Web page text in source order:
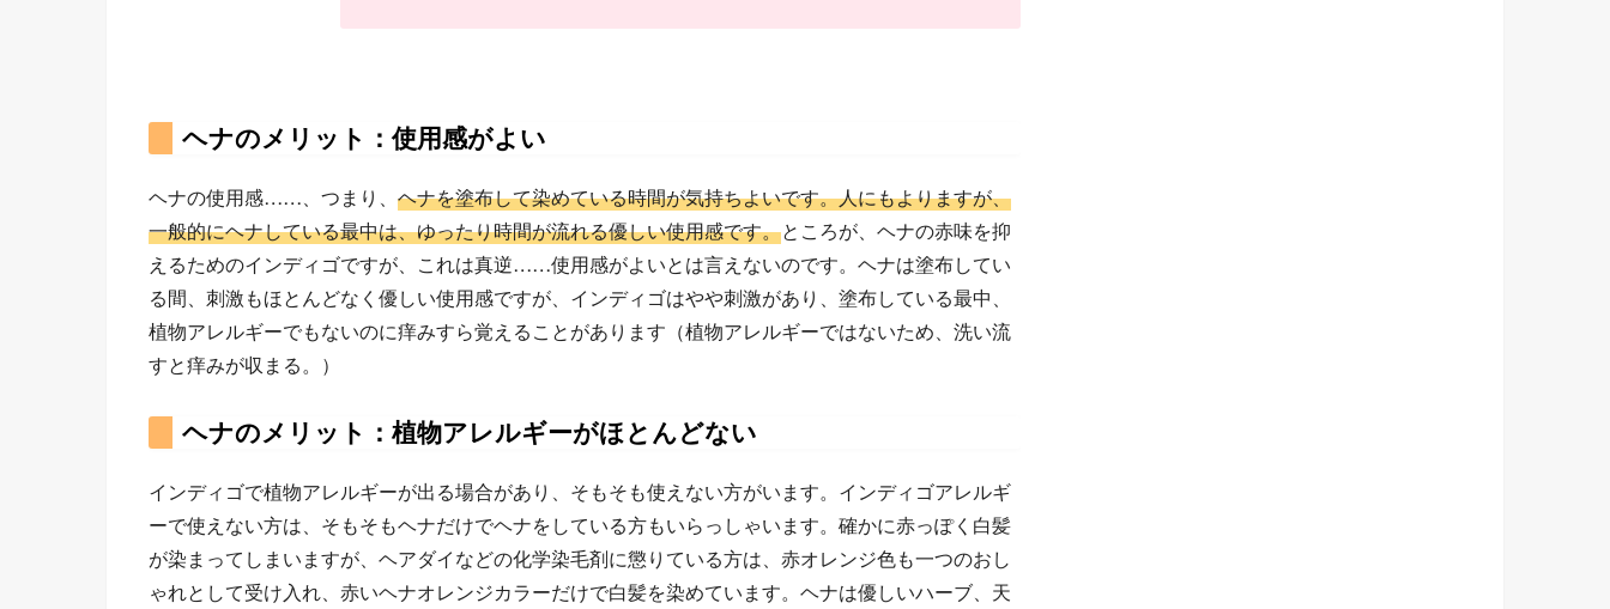
（30年ぐらいかも）自分で染めるヘナ一筋のヘアカラーライフです。
ヘナのメリット：使用感がよい
ヘナの使用感……、つまり、 ヘナを塗布して染めている時間が気持ちよいです。人にもよりますが、
一般的にヘナしている最中は、ゆったり時間が流れる優しい使用感です。ところが、ヘナの赤味を抑
えるためのインディゴですが、これは真逆……使用感がよいとは言えないのです。ヘナは塗布してい
る間、刺激もほとんどなく優しい使用感ですが、インディゴはやや刺激があり、塗布している最中、
植物アレルギーでもないのに痒みすら覚えることがあります（植物アレルギーではないため、洗い流
すと痒みが収まる。）
ヘナのメリット：植物アレルギーがほとんどない
インディゴで植物アレルギーが出る場合があり、そもそも使えない方がいます。インディゴアレルギ
ーで使えない方は、そもそもヘナだけでヘナをしている方もいらっしゃいます。確かに赤っぽく白髪
が染まってしまいますが、ヘアダイなどの化学染毛剤に懲りている方は、赤オレンジ色も一つのおし
ゃれとして受け入れ、赤いヘナオレンジカラーだけで白髪を染めています。ヘナは優しいハーブ、天